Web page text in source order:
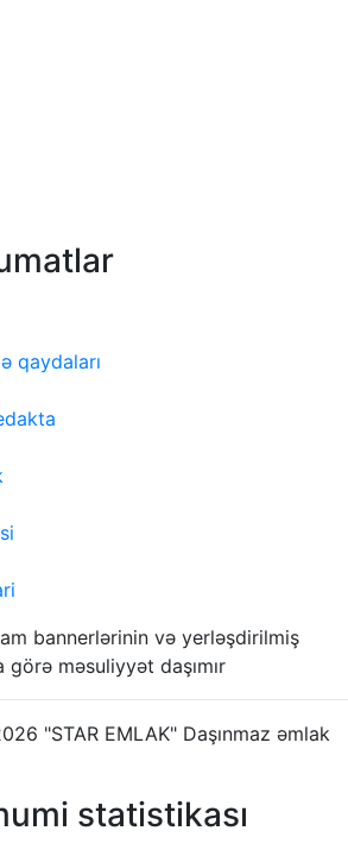
qaydaları
bannerlərinin və yerləşdirilmiş
görə məsuliyyət daşımır
"STAR EMLAK" Daşınmaz əmlak
statistikası